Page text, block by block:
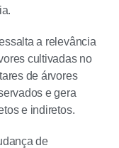
a relevância
cultivadas no
de árvores
e gera
e indiretos.
de